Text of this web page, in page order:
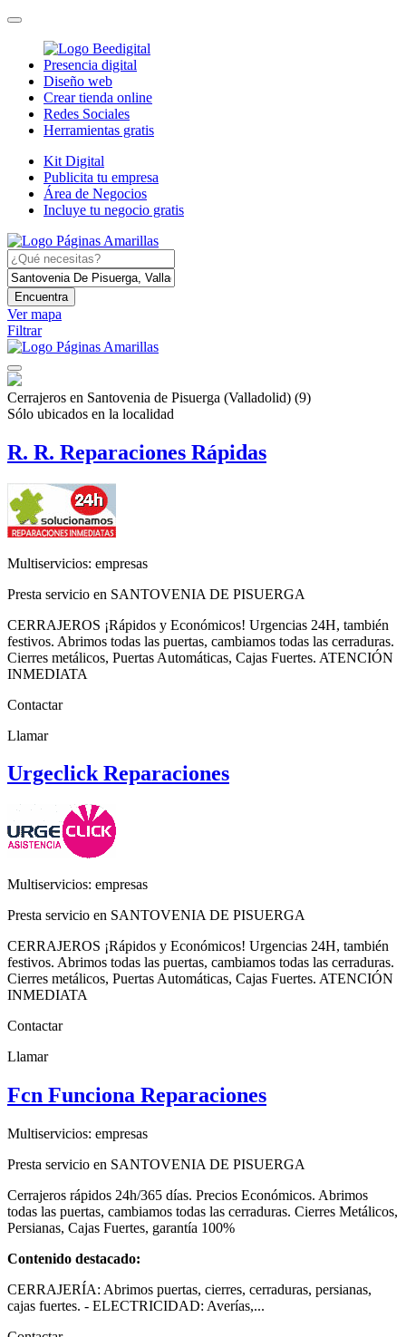
Presencia digital
Diseño web
Crear tienda online
Redes Sociales
Herramientas gratis
Kit Digital
Publicita tu empresa
Área de Negocios
Incluye tu negocio gratis
Encuentra
Ver mapa
Filtrar
Cerrajeros en Santovenia de Pisuerga (Valladolid) (9)
Sólo ubicados en la localidad
R. R. Reparaciones Rápidas
Multiservicios: empresas
Presta servicio en SANTOVENIA DE PISUERGA
CERRAJEROS ¡Rápidos y Económicos! Urgencias 24H, también
festivos. Abrimos todas las puertas, cambiamos todas las cerraduras.
Cierres metálicos, Puertas Automáticas, Cajas Fuertes. ATENCIÓN
INMEDIATA
Contactar
Llamar
Urgeclick Reparaciones
Multiservicios: empresas
Presta servicio en SANTOVENIA DE PISUERGA
CERRAJEROS ¡Rápidos y Económicos! Urgencias 24H, también
festivos. Abrimos todas las puertas, cambiamos todas las cerraduras.
Cierres metálicos, Puertas Automáticas, Cajas Fuertes. ATENCIÓN
INMEDIATA
Contactar
Llamar
Fcn Funciona Reparaciones
Multiservicios: empresas
Presta servicio en SANTOVENIA DE PISUERGA
Cerrajeros rápidos 24h/365 días. Precios Económicos. Abrimos
todas las puertas, cambiamos todas las cerraduras. Cierres Metálicos,
Persianas, Cajas Fuertes, garantía 100%
Contenido destacado:
CERRAJERÍA: Abrimos puertas, cierres, cerraduras, persianas,
cajas fuertes. - ELECTRICIDAD: Averías,...